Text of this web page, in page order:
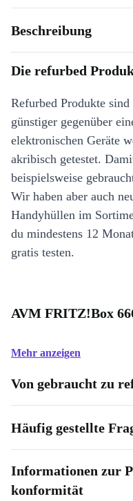
Beschreibung
Die refurbed
Refurbed Produkte
günstiger gegenüber
elektronischen Geräte
akribisch getestet.
beispielsweise
Wir haben aber auch
Handyhüllen im
du mindestens 12
gratis testen.
AVM FRITZ!Box
Mehr anzeigen
Von gebraucht zu
Häufig gestellte
Informationen zur
konformität